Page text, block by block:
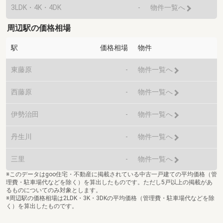
3LDK・4K・4DK - 物件一覧へ
周辺駅の価格相場
駅 価格相場 物件
東藤原 - 物件一覧へ
西藤原 - 物件一覧へ
伊勢治田 - 物件一覧へ
丹生川 - 物件一覧へ
三里 - 物件一覧へ
※このデータはgoo住宅・不動産に掲載されている中古一戸建ての平均価格（管
理費・駐車場代などを除く）を算出したものです。ただし5戸以上の掲載があ
るものについてのみ対象とします。
※周辺駅の価格相場は2LDK・3K・3DKの平均価格（管理費・駐車場代などを除
く）を算出したものです。